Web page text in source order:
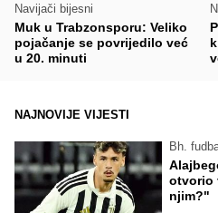
Navijači bijesni
Muk u Trabzonsporu: Veliko
pojačanje se povrijedilo već
u 20. minuti
NAJNOVIJE VIJESTI
Bh.
otvorio
njim?"